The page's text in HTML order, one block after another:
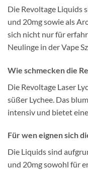
Die Revoltage Liquids
und 20mg sowie als
sich nicht nur für
Neulinge in der Vape
Wie schmecken die
Die Revoltage Laser
süßer Lychee. Das
intensiv und bietet
Für wen eignen sich
Die Liquids sind
und 20mg sowohl für